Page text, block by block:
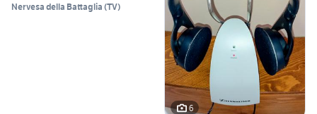
Nervesa della Battaglia (TV)
6